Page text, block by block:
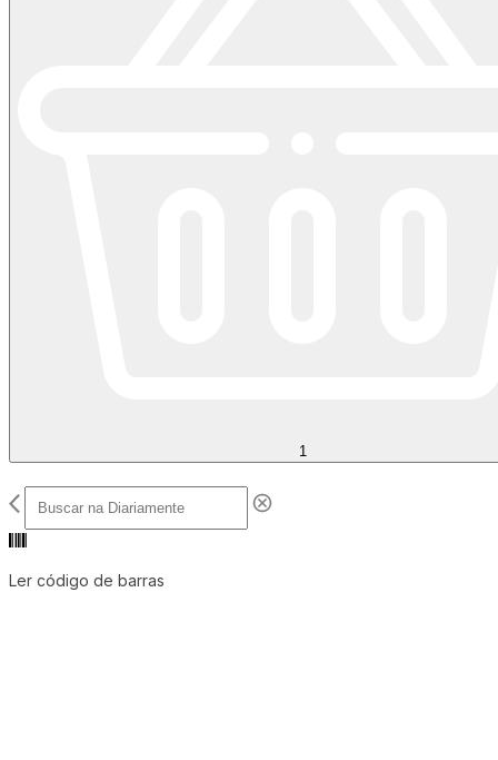
1
Ler código de barras